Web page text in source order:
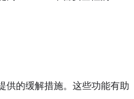
供的缓解措施。这些功能有助